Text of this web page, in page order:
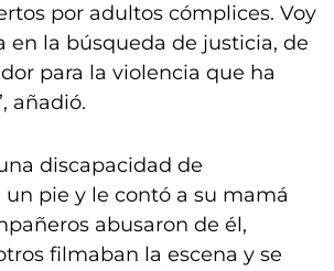
por adultos cómplices. Voy
en la búsqueda de justicia, de
para la violencia que ha
añadió.
discapacidad de
pie y le contó a su mamá
abusaron de él,
filmaban la escena y se